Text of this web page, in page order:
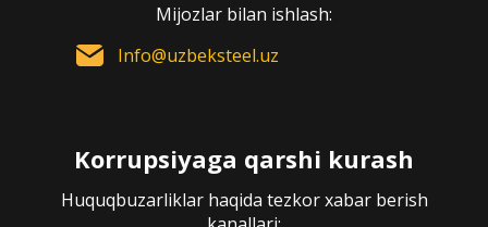
Mijozlar bilan ishlash:
Info@uzbeksteel.uz
Korrupsiyaga qarshi kurash
Huquqbuzarliklar haqida tezkor xabar berish